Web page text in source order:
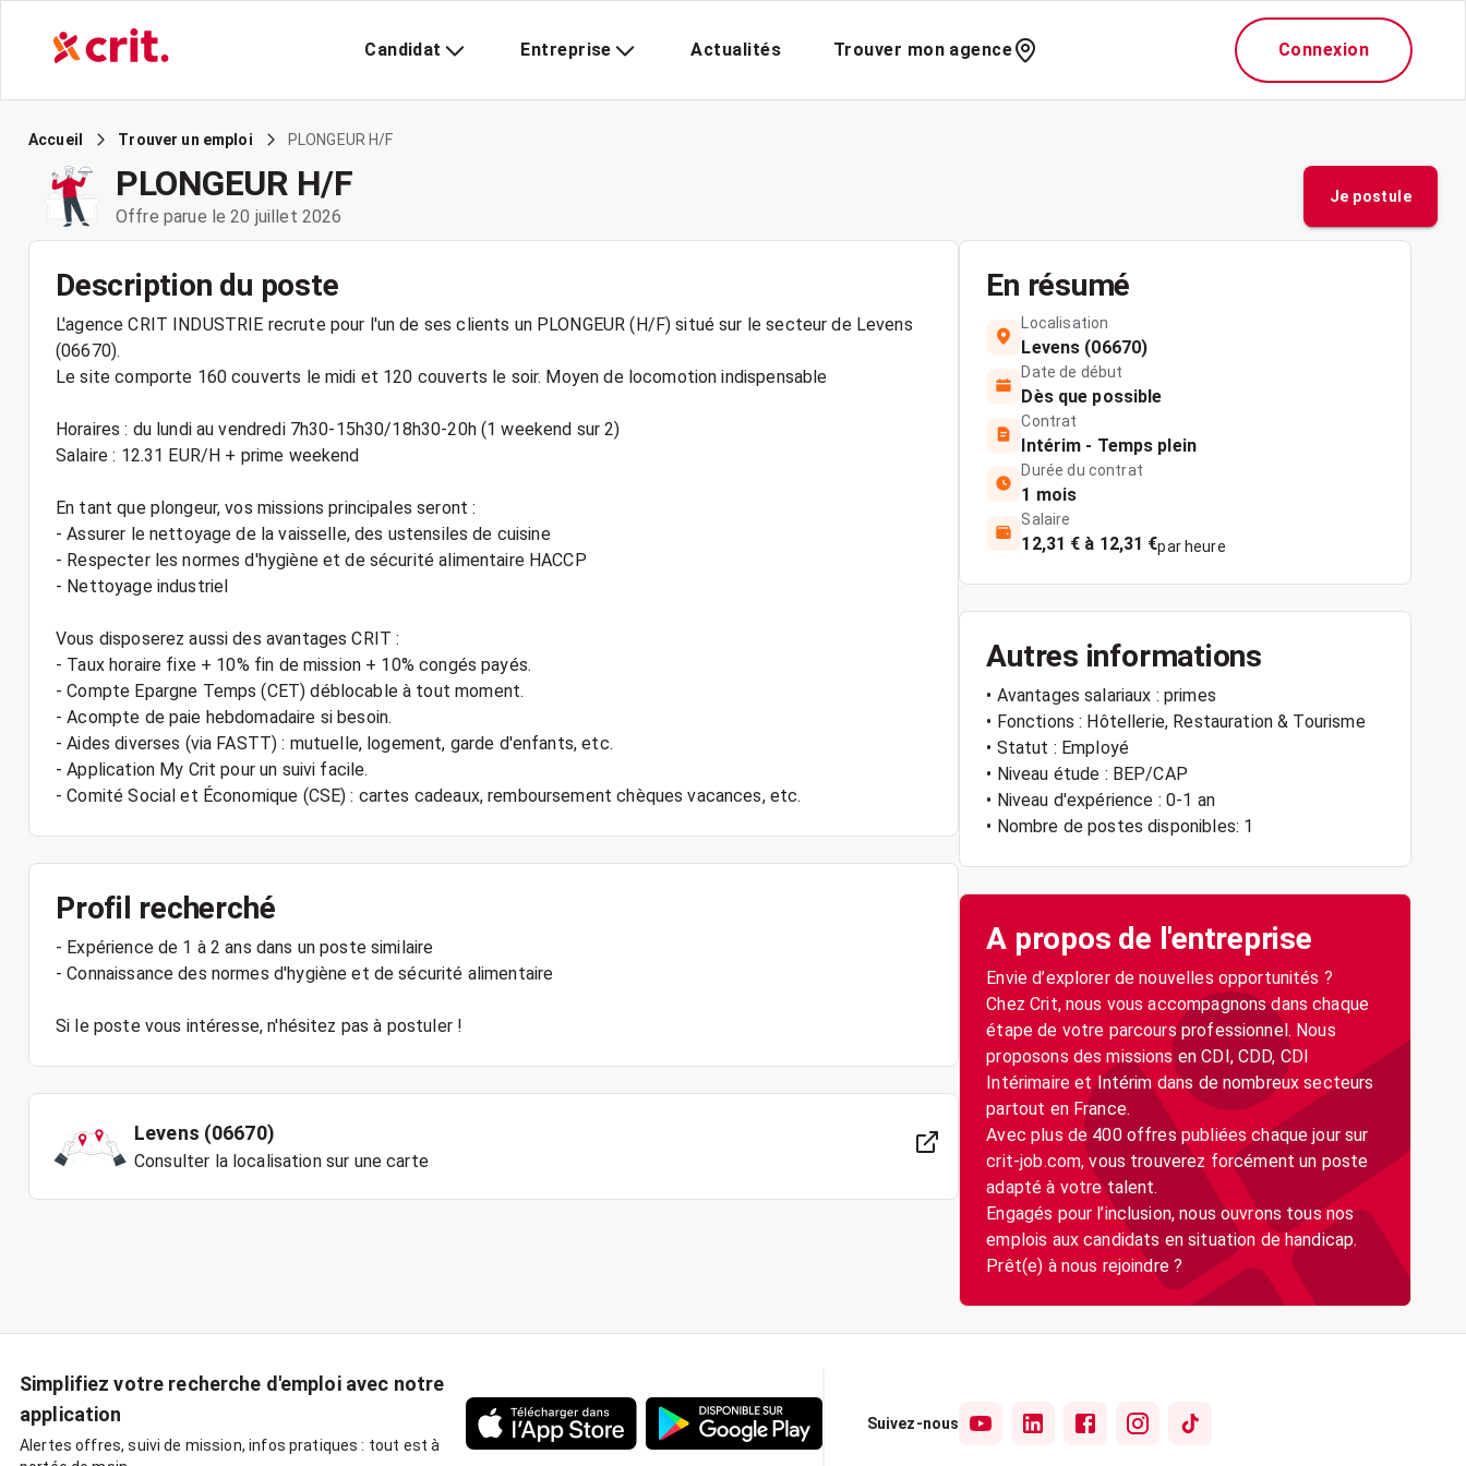
Candidat Entreprise Actualités Trouver mon agence Connexion
Accueil Trouver un emploi PLONGEUR H/F
PLONGEUR H/F
Offre parue le 20 juillet 2026
Je postule
Description du poste
L'agence CRIT INDUSTRIE recrute pour l'un de ses clients un PLONGEUR (H/F) situé sur le secteur de Levens
(06670).
Le site comporte 160 couverts le midi et 120 couverts le soir. Moyen de locomotion indispensable
Horaires : du lundi au vendredi 7h30-15h30/18h30-20h (1 weekend sur 2)
Salaire : 12.31 EUR/H + prime weekend
En tant que plongeur, vos missions principales seront :
- Assurer le nettoyage de la vaisselle, des ustensiles de cuisine
- Respecter les normes d'hygiène et de sécurité alimentaire HACCP
- Nettoyage industriel
Vous disposerez aussi des avantages CRIT :
- Taux horaire fixe + 10% fin de mission + 10% congés payés.
- Compte Epargne Temps (CET) déblocable à tout moment.
- Acompte de paie hebdomadaire si besoin.
- Aides diverses (via FASTT) : mutuelle, logement, garde d'enfants, etc.
- Application My Crit pour un suivi facile.
Profil recherché
- Expérience de 1 à 2 ans dans un poste similaire
- Connaissance des normes d'hygiène et de sécurité alimentaire
Si le poste vous intéresse, n'hésitez pas à postuler !
Levens (06670)
Consulter la localisation sur une carte
En résumé
Localisation
Levens (06670)
Date de début
Dès que possible
Contrat
Intérim - Temps plein
Durée du contrat
1 mois
Salaire
12,31 € à 12,31 €par heure
Autres informations
• Avantages salariaux : primes
• Fonctions : Hôtellerie, Restauration & Tourisme
• Statut : Employé
• Niveau étude : BEP/CAP
• Niveau d'expérience : 0-1 an
• Nombre de postes disponibles: 1
A propos de l'entreprise
Envie d’explorer de nouvelles opportunités ?
Chez Crit, nous vous accompagnons dans chaque
étape de votre parcours professionnel. Nous
proposons des missions en CDI, CDD, CDI
Intérimaire et Intérim dans de nombreux secteurs
partout en France.
Avec plus de 400 offres publiées chaque jour sur
crit-job.com, vous trouverez forcément un poste
adapté à votre talent.
Engagés pour l’inclusion, nous ouvrons tous nos
emplois aux candidats en situation de handicap.
Simplifiez votre recherche d'emploi avec notre
application
Alertes offres, suivi de mission, infos pratiques : tout est à
Suivez-nous